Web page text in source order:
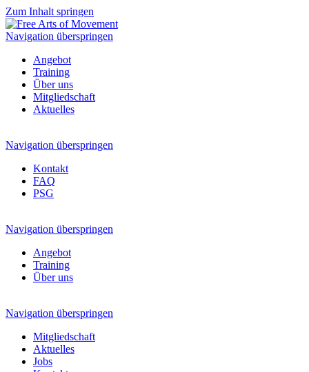
Zum Inhalt springen
Navigation überspringen
Angebot
Training
Über uns
Mitgliedschaft
Aktuelles
Navigation überspringen
Kontakt
FAQ
PSG
Navigation überspringen
Angebot
Training
Über uns
Navigation überspringen
Mitgliedschaft
Aktuelles
Jobs